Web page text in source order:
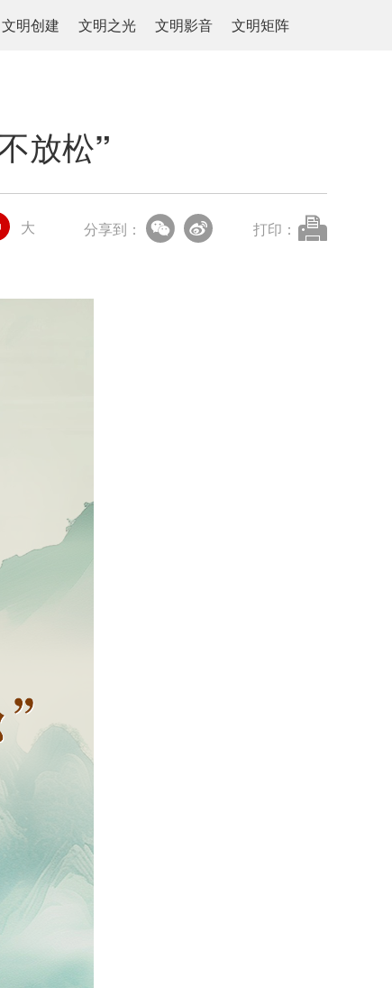
文明创建 文明之光 文明影音 文明矩阵
放松”
大 分享到： 打印：